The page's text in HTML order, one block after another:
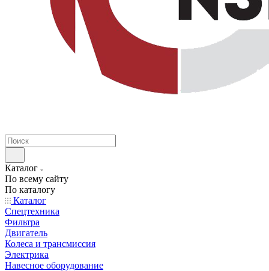
Каталог
По всему сайту
По каталогу
Каталог
Спецтехника
Фильтра
Двигатель
Колеса и трансмиссия
Электрика
Навесное оборудование